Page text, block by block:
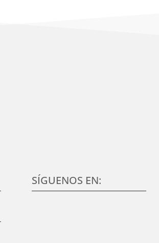
SÍGUENOS EN: